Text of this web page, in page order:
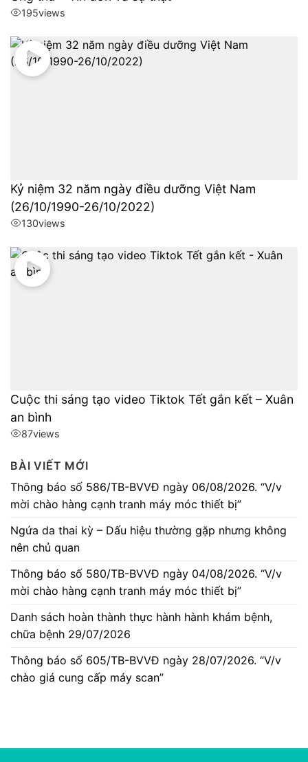
195views
Kỷ niệm 32 năm ngày điều dưỡng Việt Nam
(26/10/1990-26/10/2022)
130views
Cuộc thi sáng tạo video Tiktok Tết gắn kết – Xuân
an bình
87views
BÀI VIẾT MỚI
Thông báo số 586/TB-BVVĐ ngày 06/08/2026. “V/v
mời chào hàng cạnh tranh máy móc thiết bị”
Ngứa da thai kỳ – Dấu hiệu thường gặp nhưng không
nên chủ quan
Thông báo số 580/TB-BVVĐ ngày 04/08/2026. “V/v
mời chào hàng cạnh tranh máy móc thiết bị”
Danh sách hoàn thành thực hành hành khám bệnh,
chữa bệnh 29/07/2026
Thông báo số 605/TB-BVVĐ ngày 28/07/2026. “V/v
chào giá cung cấp máy scan”